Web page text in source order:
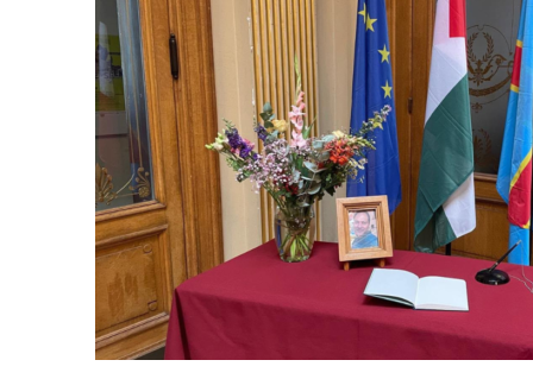
06 août 2026 Consulter l'article "La Commune d’Ixelles
Partager l'article
FacebookTwitterWhatsApp
Share
13 août 2025- 17h43
Conflit israélo-palestinien
Union Européenne
News